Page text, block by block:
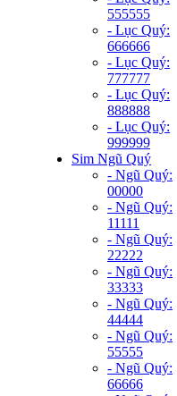
555555
- Lục Quý:
666666
- Lục Quý:
777777
- Lục Quý:
888888
- Lục Quý:
999999
Sim Ngũ Quý
- Ngũ Quý:
00000
- Ngũ Quý:
11111
- Ngũ Quý:
22222
- Ngũ Quý:
33333
- Ngũ Quý:
44444
- Ngũ Quý:
55555
- Ngũ Quý:
66666